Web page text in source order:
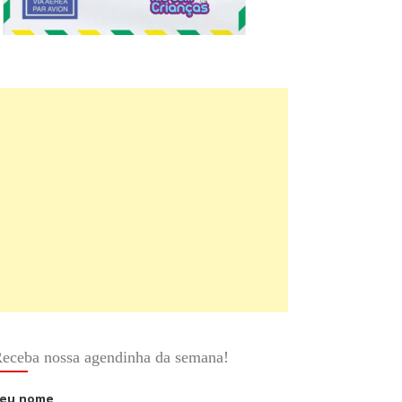
nossa agendinha da semana!